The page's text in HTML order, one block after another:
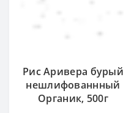
Рис Аривера бурый
нешлифованнный
Органик, 500г